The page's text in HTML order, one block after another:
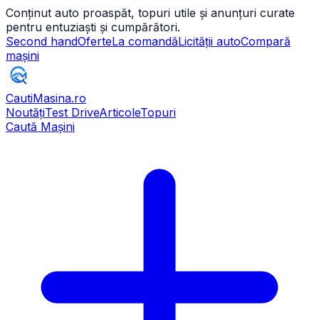
Conținut auto proaspăt, topuri utile și anunțuri curate
pentru entuziaști și cumpărători.
Second handOferteLa comandăLicității autoCompară
mașini
CautiMasina.ro
NoutățiTest DriveArticoleTopuri
Caută Mașini